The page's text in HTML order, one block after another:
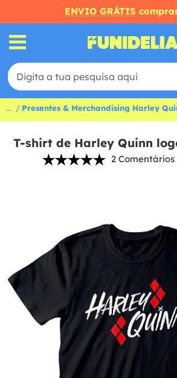
ENVIO GRÁTIS
... Presentes & Merchandising Harley
T-shirt de Harley Quinn
2 Comentários